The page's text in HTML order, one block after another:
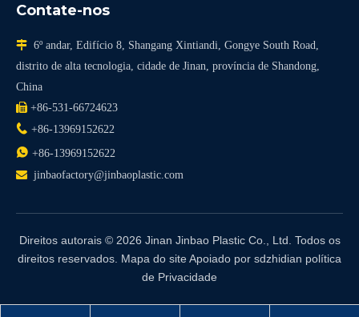
Contate-nos
 6º andar, Edifício 8, Shangang Xintiandi, Gongye South Road,
distrito de alta tecnologia, cidade de Jinan, província de Shandong,
China
 +86-531-66724623
 +86-13969152622
 +86-13969152622
 jinbaofactory@jinbaoplastic.com
Direitos autorais © 2026 Jinan Jinbao Plastic Co., Ltd. Todos os
direitos reservados. Mapa do siteApoiado por sdzhidian política
de Privacidade